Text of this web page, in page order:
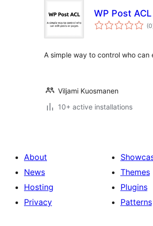
WP Post ACL
(0
A simple way to control who can
Viljami Kuosmanen
10+ active installations
About
News
Hosting
Privacy
Themes
Plugins
Patterns